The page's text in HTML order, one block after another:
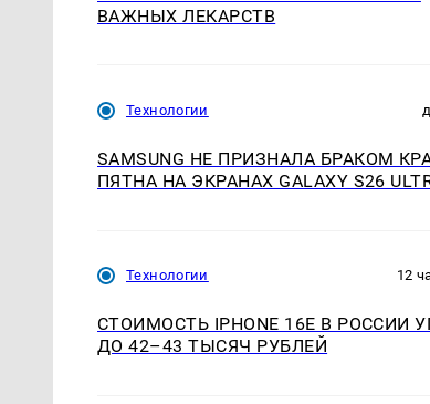
ВАЖНЫХ ЛЕКАРСТВ
Технологии
SAMSUNG НЕ ПРИЗНАЛА БРАКОМ
ПЯТНА НА ЭКРАНАХ GALAXY S26
Технологии 12
СТОИМОСТЬ IPHONE 16E В РОССИИ
ДО 42–43 ТЫСЯЧ РУБЛЕЙ